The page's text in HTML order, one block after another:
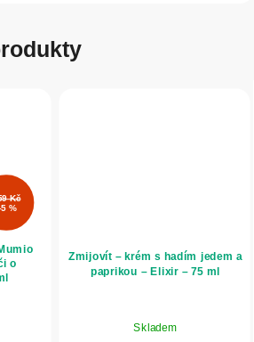
Kč
%
o
Zmijovít – krém s hadím jedem a
paprikou – Elixir – 75 ml
Skladem